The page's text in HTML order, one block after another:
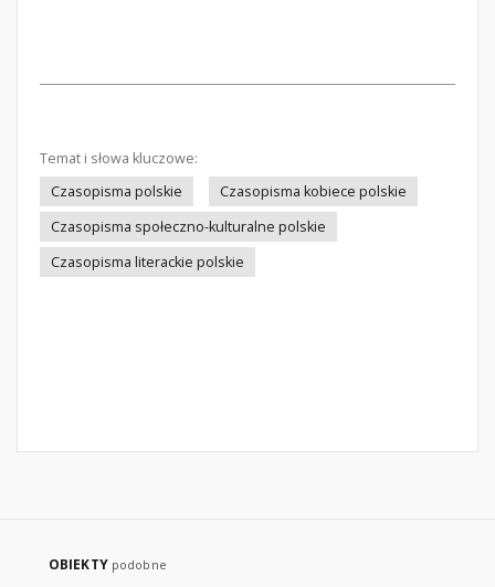
Temat i słowa kluczowe:
Czasopisma polskie
Czasopisma kobiece polskie
Czasopisma społeczno-kulturalne polskie
Czasopisma literackie polskie
OBIEKTY podobne